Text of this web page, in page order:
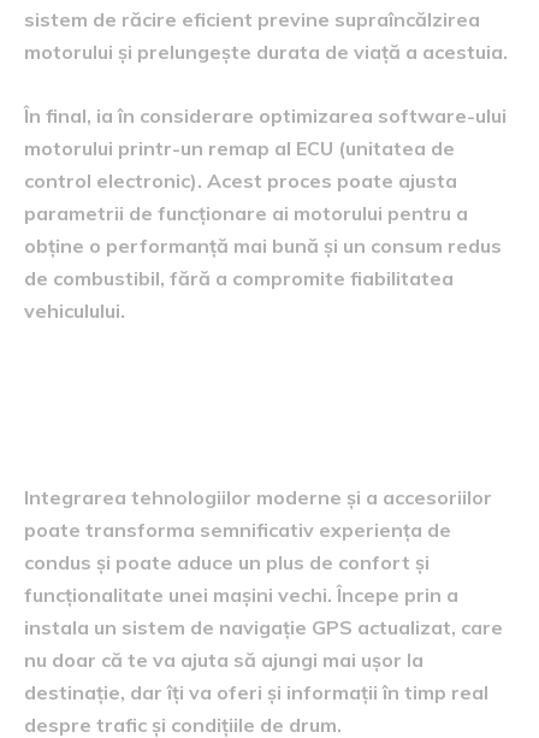
sistem de răcire eficient previne supraîncălzirea
motorului și prelungește durata de viață a acestuia.
În final, ia în considerare optimizarea software-ului
motorului printr-un remap al ECU (unitatea de
control electronic). Acest proces poate ajusta
parametrii de funcționare ai motorului pentru a
obține o performanță mai bună și un consum redus
de combustibil, fără a compromite fiabilitatea
vehiculului.
Integrarea tehnologiilor moderne și a accesoriilor
poate transforma semnificativ experiența de
condus și poate aduce un plus de confort și
funcționalitate unei mașini vechi. Începe prin a
instala un sistem de navigație GPS actualizat, care
nu doar că te va ajuta să ajungi mai ușor la
destinație, dar îți va oferi și informații în timp real
despre trafic și condițiile de drum.